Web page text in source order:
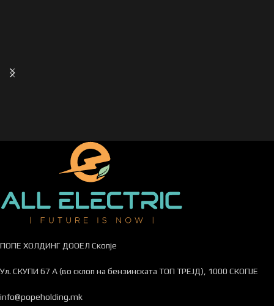
ПОПЕ ХОЛДИНГ ДООЕЛ Скопје
Ул. СКУПИ 67 А (во склоп на бензинската ТОП ТРЕЈД), 1000 СКОПЈЕ
info@popeholding.mk